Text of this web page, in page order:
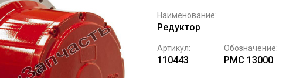
Наименование:
Редуктор
Артикул:
110443
Обозначение:
PMC 13000